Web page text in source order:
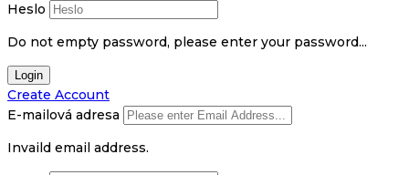
Heslo
Do not empty password, please enter your password...
Login
Create Account
E-mailová adresa
Invaild email address.